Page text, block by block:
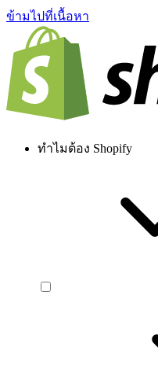
ข้ามไปที่เนื้อหา
ทำไมต้อง Shopify